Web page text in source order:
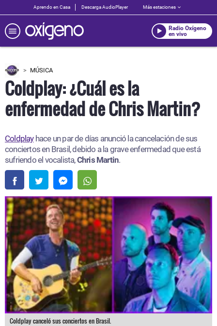
Aprendo en Casa Descarga AudioPlayer Más estaciones
Radio Oxígeno
en vivo
MÚSICA
Coldplay: ¿Cuál es la
enfermedad de Chris Martin?
Coldplayhace un par de días anunció la cancelación de sus
conciertos en Brasil, debido a la grave enfermedad que está
sufriendo el vocalista,Chris Martin.
Coldplay canceló sus conciertos en Brasil.